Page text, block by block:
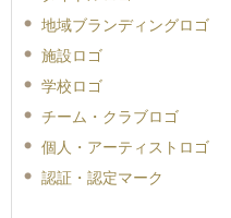
地域ブランディングロゴ
施設ロゴ
学校ロゴ
チーム・クラブロゴ
個人・アーティストロゴ
認証・認定マーク